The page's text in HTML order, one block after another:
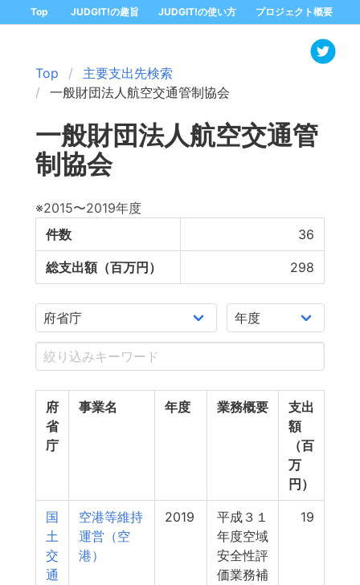
Top JUDGIT!の趣旨 JUDGIT!の使い方 プロジェクト概要
Top
主要支出先検索
一般財団法人航空交通管制協会
一般財団法人航空交通管
制協会
※2015〜2019年度
件数
36
総支出額（百万円） 298
府
省
庁
事業名 年度 業務概要
支出
額
（百
万
円）
国
土
交
通
空港等維持
運営（空
港）
2019
平成３１
年度空域
安全性評
価業務補
19